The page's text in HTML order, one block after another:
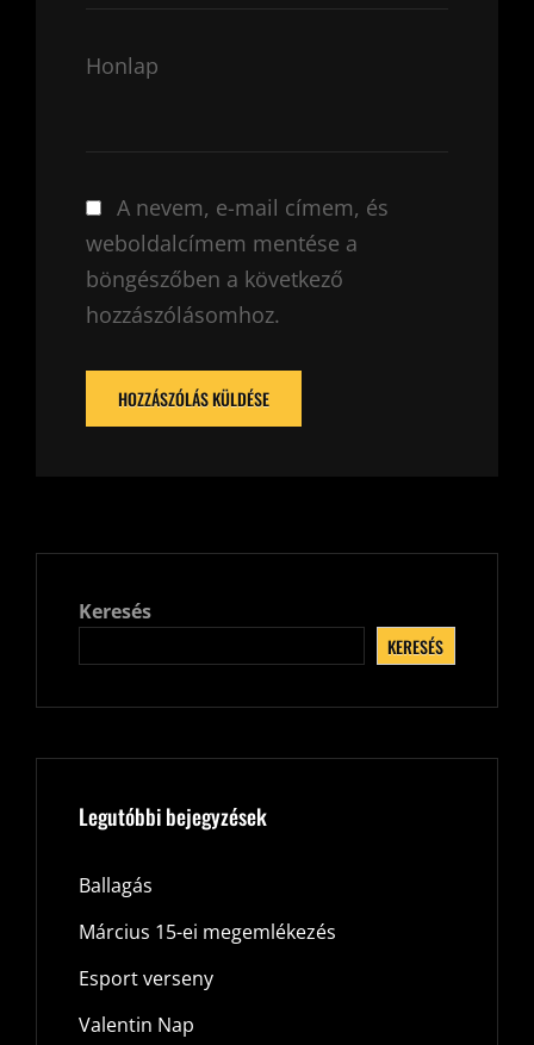
Honlap
A nevem, e-mail címem, és
weboldalcímem mentése a
böngészőben a következő
hozzászólásomhoz.
Keresés
KERESÉS
Legutóbbi bejegyzések
Ballagás
Március 15-ei megemlékezés
Esport verseny
Valentin Nap